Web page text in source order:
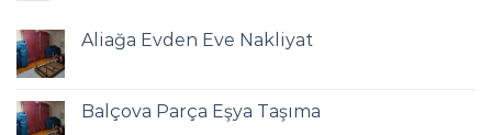
Aliağa Evden Eve Nakliyat
Balçova Parça Eşya Taşıma